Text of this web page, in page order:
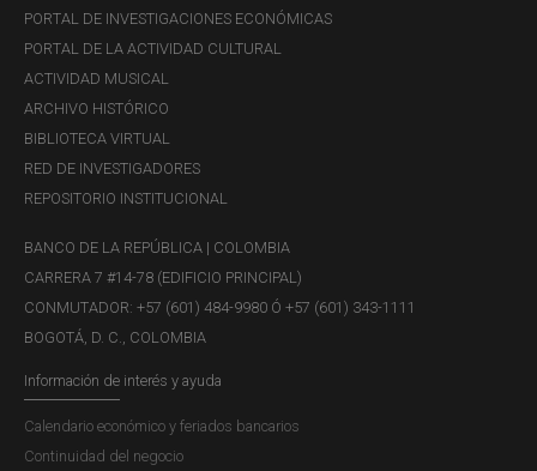
PORTAL DE INVESTIGACIONES ECONÓMICAS
PORTAL DE LA ACTIVIDAD CULTURAL
ACTIVIDAD MUSICAL
ARCHIVO HISTÓRICO
BIBLIOTECA VIRTUAL
RED DE INVESTIGADORES
REPOSITORIO INSTITUCIONAL
BANCO DE LA REPÚBLICA | COLOMBIA
CARRERA 7 #14-78 (EDIFICIO PRINCIPAL)
CONMUTADOR: +57 (601) 484-9980 Ó +57 (601) 343-1111
BOGOTÁ, D. C., COLOMBIA
Información de interés y ayuda
Calendario económico y feriados bancarios
Continuidad del negocio